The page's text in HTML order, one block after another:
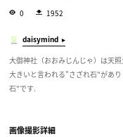
0 1952
daisymind
大御神社（おおみじんじゃ）は天
大きいと言われる"さざれ石"があ
石"です.
画像撮影詳細